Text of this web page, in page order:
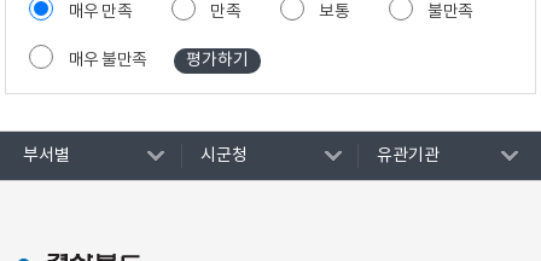
매우 만족 만족 보통 불만족
매우 불만족
부서별 시군청 유관기관